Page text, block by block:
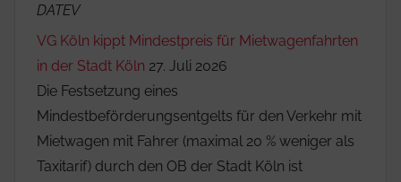
DATEV
VG Köln kippt Mindestpreis für Mietwagenfahrten
in der Stadt Köln 27. Juli 2026
Die Festsetzung eines
Mindestbeförderungsentgelts für den Verkehr mit
Mietwagen mit Fahrer (maximal 20 % weniger als
Taxitarif) durch den OB der Stadt Köln ist